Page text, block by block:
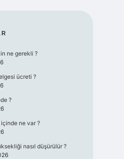
ne gerekli ?
ücreti ?
?
ne var ?
nasıl düşürülür ?